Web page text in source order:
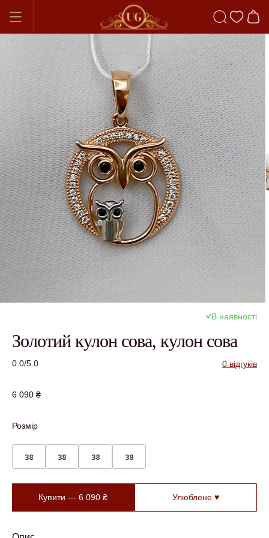
В наявності
Золотий кулон сова, кулон сова
0.0/5.0 0 відгуків
6 090 ₴
Розмір
38 38 38 38
Купити —6 090₴ Улюблене ♥